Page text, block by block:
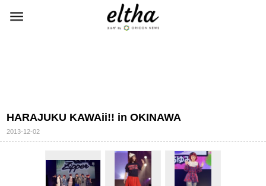
HARAJUKU KAWAii!! in OKINAWA
2013-12-02